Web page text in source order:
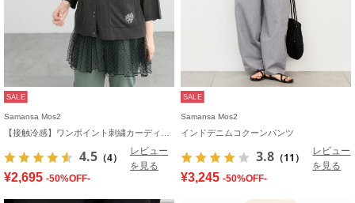
SALE
Samansa Mos2
4.5 （4）
レビュー
を見る
¥2,695 -50%OFF-
SALE
Samansa Mos2
インドデニムコクーンパンツ
3.8 （11）
レビュー
を見る
¥3,245 -50%OFF-